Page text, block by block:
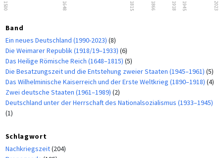
1500 1648 1815 1866 1918 1945 2023
Band
Ein neues Deutschland (1990-2023) (8)
Die Weimarer Republik (1918/19–1933) (6)
Das Heilige Römische Reich (1648–1815) (5)
Die Besatzungszeit und die Entstehung zweier Staaten (1945–1961) (5)
Das Wilhelminische Kaiserreich und der Erste Weltkrieg (1890–1918) (4)
Zwei deutsche Staaten (1961–1989) (2)
Deutschland unter der Herrschaft des Nationalsozialismus (1933–1945)
(1)
Schlagwort
Nachkriegszeit(204)